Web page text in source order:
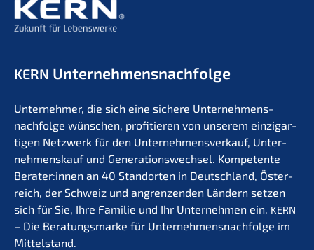
KERN Unternehmens­nachfolge
Unter­neh­mer, die sich eine siche­re Unternehmens­
nachfolge wünschen, profi­tie­ren von unserem einzig­ar­
ti­gen Netzwerk für den Unter­nehmens­verkauf, Unter­
nehmens­kauf und Generations­wechsel. Kompe­ten­te
Berater:innen an 40 Stand­or­ten in Deutsch­land, Öster­
reich, der Schweiz und angren­zen­den Ländern setzen
sich für Sie, Ihre Familie und Ihr Unter­neh­men ein. KERN
– Die Beratungs­mar­ke für Unternehmens­nachfolge im
Mittelstand.